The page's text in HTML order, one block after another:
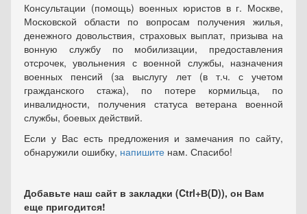
Консультации (помощь) военных юристов в г. Москве,
Московской области по вопросам получения жилья,
денежного довольствия, страховых выплат, призыва на
вонную службу по мобилизации, предоставления
отсрочек, увольнения с военной службы, назначения
военных пенсий (за выслугу лет (в т.ч. с учетом
гражданского стажа), по потере кормильца, по
инвалидности, получения статуса ветерана военной
службы, боевых действий.
Если у Вас есть предложения и замечания по сайту,
обнаружили ошибку, напишите нам. Спасибо!
Добавьте наш сайт в закладки (Ctrl+В(D)), он Вам
еще пригодится!